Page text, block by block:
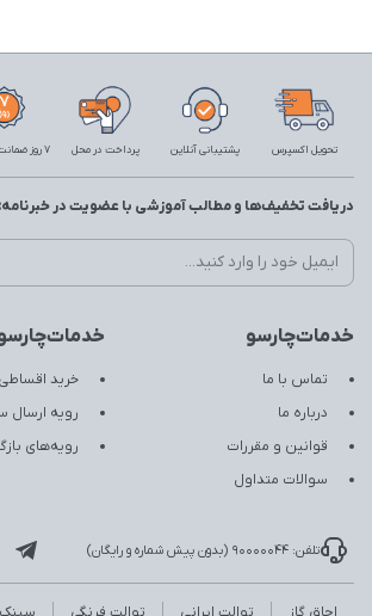
تحویل اکسپرس پشتیبانی آنلاین پرداخت در محل 7 روز ضمانت بازگشت
خدمات‌چارسو
تماس با ما
درباره ما
قوانین و مقررات
سوالات متداول
خرید اقساطی
رویه ارسال
رویه‌های
دریافت تخفیف‌ها و مطالب آموزشی با عضویت در خبرنامه:
تلفن: 90000044 (بدون پیش شماره و رایگان)